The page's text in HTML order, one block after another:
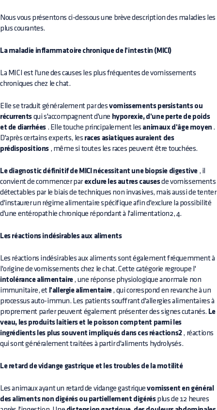
Nous vous présentons ci-dessous une brève description des maladies les
plus courantes.
La maladie inflammatoire chronique de l'intestin (MICI)
La MICI est l'une des causes les plus fréquentes de vomissements
chroniques chez le chat.
Elle se traduit généralement par desvomissements persistants ou
récurrents qui s'accompagnent d'une hyporexie, d'une perte de poids
et de diarrhées . Elle touche principalement les animaux d'âge moyen .
D'après certains experts, les races asiatiques auraient des
prédispositions , même si toutes les races peuvent être touchées.
Le diagnostic définitif de MICI nécessitant une biopsie digestive , il
convient de commencer par exclure les autres causesde vomissements
détectables par le biais de techniques non invasives, mais aussi de tenter
d'instaurer un régime alimentaire spécifique afin d'exclure la possibilité
d'une entéropathie chronique répondant à l'alimentation2, 4.
Les réactions indésirables aux aliments
Les réactions indésirables aux aliments sont également fréquemment à
l'origine de vomissements chez le chat. Cette catégorie regroupe l'
intolérance alimentaire, une réponse physiologique anormale non
immunitaire, et l'allergie alimentaire, qui correspond en revanche à un
processus auto-immun. Les patients souffrant d'allergies alimentaires à
proprement parler peuvent également présenter des signes cutanés. Le
veau, les produits laitiers et le poisson comptent parmi les
ingrédients les plus souvent impliqués dans ces réactions2, réactions
qui sont généralement traitées à partir d'aliments hydrolysés.
Le retard de vidange gastrique et les troubles de la motilité
Les animaux ayant un retard de vidange gastriquevomissent en général
des aliments non digérés ou partiellement digérésplus de 12 heures